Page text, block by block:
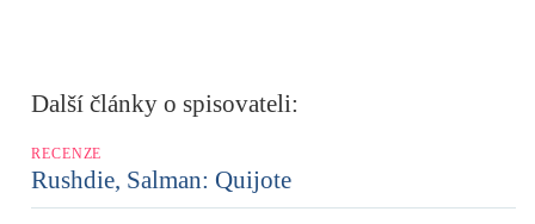
Další články o spisovateli:
RECENZE
Rushdie, Salman: Quijote